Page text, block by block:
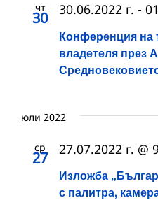
чт
30
Конференция на
владетеля през
30.06.2022 г. -
юли 2022
ср
27
Изложба
с палитра,
27.07.2022 г. @